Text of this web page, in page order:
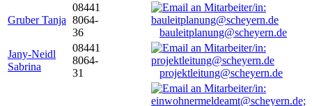
Gruber Tanja
08441
8064-
36
bauleitplanung@scheyern.de
Jany-Neidl
Sabrina
08441
8064-
31
projektleitung@scheyern.de